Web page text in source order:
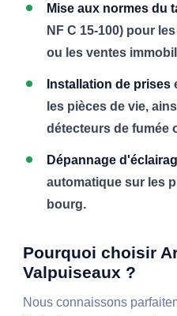
Mise aux normes du
NF C 15-100) pour
ou les ventes
Installation de prises
les pièces de vie,
détecteurs de fumée
Dépannage
automatique sur les
bourg.
Pourquoi choisir
Valpuiseaux ?
Nous connaissons